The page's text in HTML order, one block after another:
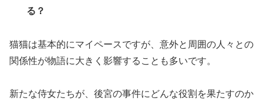
る？
猫猫は基本的にマイペースですが、意外と周囲の人々との
関係性が物語に大きく影響することも多いです。
新たな侍女たちが、後宮の事件にどんな役割を果たすのか